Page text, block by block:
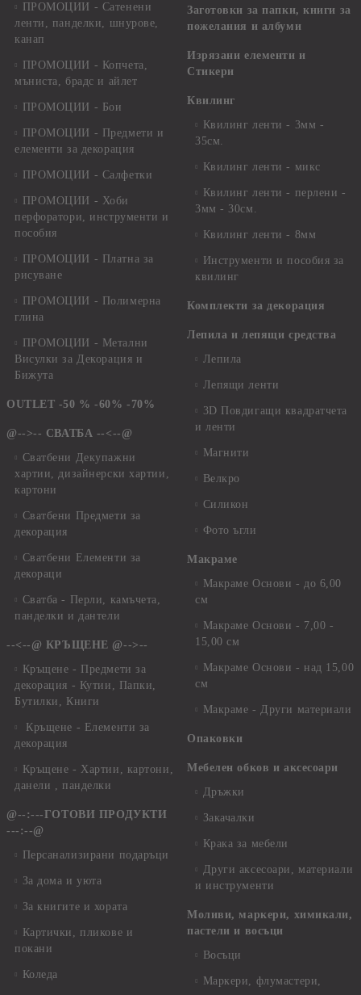
ПРОМОЦИИ - Сатенени
ленти, панделки, шнурове,
канап
ПРОМОЦИИ - Копчета,
мъниста, брадс и айлет
ПРОМОЦИИ - Бои
ПРОМОЦИИ - Предмети и
елементи за декорация
ПРОМОЦИИ - Салфетки
ПРОМОЦИИ - Хоби
перфоратори, инструменти и
пособия
ПРОМОЦИИ - Платна за
рисуване
ПРОМОЦИИ - Полимерна
глина
ПРОМОЦИИ - Метални
Висулки за Декорация и
Бижута
OUTLET -50 % -60% -70%
@-->-- СВАТБА --<--@
Сватбени Декупажни
хартии, дизайнерски хартии,
картони
Сватбени Предмети за
декорация
Сватбени Елементи за
декораци
Сватба - Перли, камъчета,
панделки и дантели
--<--@ КРЪЩЕНЕ @-->--
Кръщене - Предмети за
декорация - Кутии, Папки,
Бутилки, Книги
Кръщене - Елементи за
декорация
Кръщене - Хартии, картони,
данели , панделки
@--:---ГОТОВИ ПРОДУКТИ
---:--@
Персанализирани подаръци
За дома и уюта
За книгите и хората
Картички, пликове и
покани
Коледа
Заготовки за папки, книги за
пожелания и албуми
Изрязани елементи и
Стикери
Квилинг
Квилинг ленти - 3мм -
35см.
Квилинг ленти - микс
Квилинг ленти - перлени -
3мм - 30см.
Квилинг ленти - 8мм
Инструменти и пособия за
квилинг
Комплекти за декорация
Лепила и лепящи средства
Лепила
Лепящи ленти
3D Повдигащи квадратчета
и ленти
Магнити
Велкро
Силикон
Фото ъгли
Макраме
Макраме Основи - до 6,00
см
Макраме Основи - 7,00 -
15,00 см
Макраме Основи - над 15,00
см
Макраме - Други материали
Опаковки
Мебелен обков и аксесоари
Дръжки
Закачалки
Крака за мебели
Други аксесоари, материали
и инструменти
Моливи, маркери, химикали,
пастели и восъци
Восъци
Маркери, флумастери,